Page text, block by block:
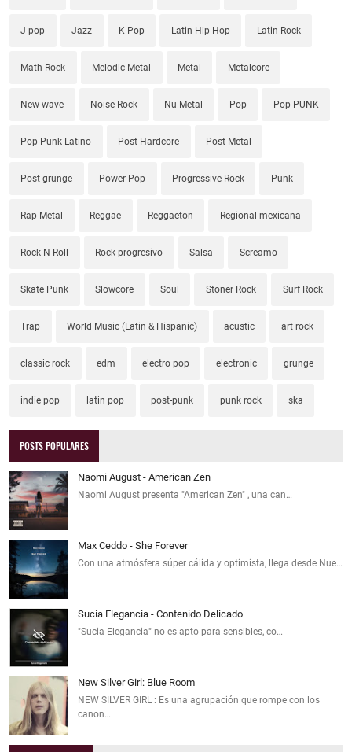
J-pop Jazz K-Pop Latin Hip-Hop Latin Rock
Math Rock Melodic Metal Metal Metalcore
New wave Noise Rock Nu Metal Pop Pop PUNK
Pop Punk Latino Post-Hardcore Post-Metal
Post-grunge Power Pop Progressive Rock Punk
Rap Metal Reggae Reggaeton Regional mexicana
Rock N Roll Rock progresivo Salsa Screamo
Skate Punk Slowcore Soul Stoner Rock Surf Rock
Trap World Music (Latin & Hispanic) acustic art rock
classic rock edm electro pop electronic grunge
indie pop latin pop post-punk punk rock ska
POSTS POPULARES
Naomi August - American Zen
Naomi August presenta "American Zen" , una can…
Max Ceddo - She Forever
Con una atmósfera súper cálida y optimista, llega desde Nue…
Sucia Elegancia - Contenido Delicado
"Sucia Elegancia" no es apto para sensibles, co…
New Silver Girl: Blue Room
NEW SILVER GIRL : Es una agrupación que rompe con los
canon…